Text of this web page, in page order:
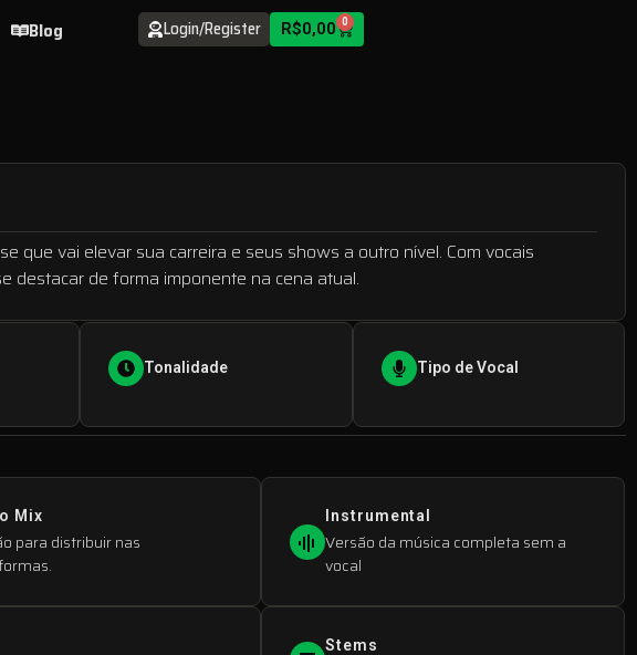
Blog Login/Register R$0,00 0
que vai elevar sua carreira e seus shows a outro nível. Com vocais
destacar de forma imponente na cena atual.
Tonalidade Tipo de Vocal
Mix
para distribuir nas
Instrumental
Versão da música completa sem a
vocal
Stems